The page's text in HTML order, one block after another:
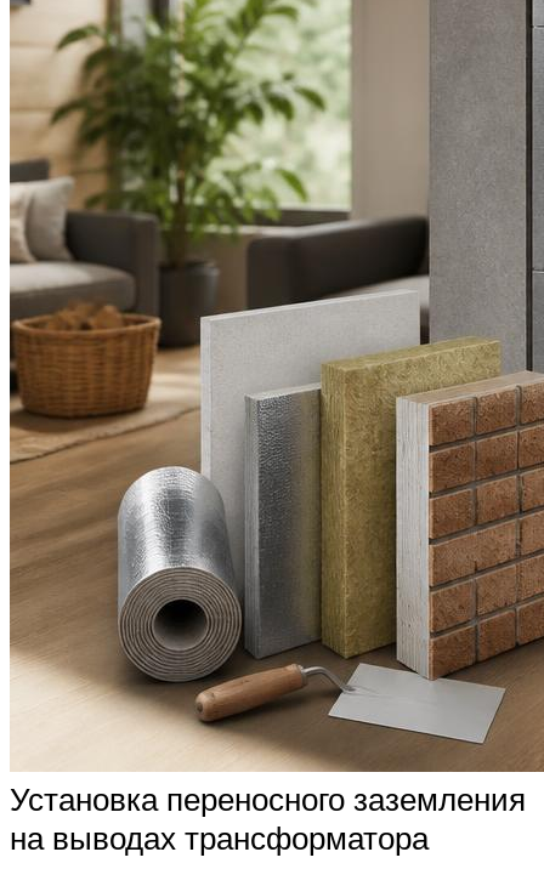
Установка переносного заземления
на выводах трансформатора